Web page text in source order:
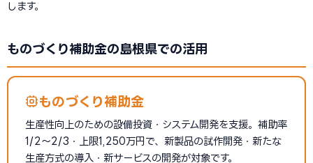
します。
ものづくり補助金の島根県での活用
ものづくり補助金
生産性向上のための設備投資・システム開発を支援。補助率
1/2〜2/3・上限1,250万円で、新製品の試作開発・新たな
生産方式の導入・新サービスの開発が対象です。